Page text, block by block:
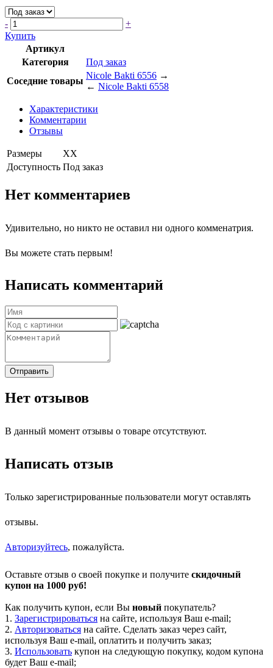
-
+
Купить
Артикул
Категория
Под заказ
Соседние товары
Nicole Bakti 6556 →
← Nicole Bakti 6558
Характеристики
Комментарии
Отзывы
Размеры
XX
Доступность Под заказ
Нет комментариев
Удивительно, но никто не оставил ни одного комменатрия.
Вы можете стать первым!
Написать комментарий
Отправить
Нет отзывов
В данный момент отзывы о товаре отсутствуют.
Написать отзыв
Только зарегистрированные пользователи могут оставлять
отзывы.
Авторизуйтесь, пожалуйста.
Оставьте отзыв о своей покупке и получите скидочный
купон на 1000 руб!
Как получить купон, если Вы новый покупатель?
1. Зарегистрироваться на сайте, используя Ваш e-mail;
2. Авторизоваться на сайте. Сделать заказ через сайт,
используя Ваш e-mail, оплатить и получить заказ;
3. Использовать купон на следующую покупку, кодом купона
будет Ваш e-mail;